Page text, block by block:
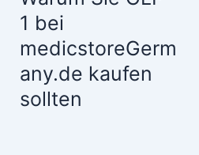
1 bei
medicstoreGerm
any.de kaufen
sollten